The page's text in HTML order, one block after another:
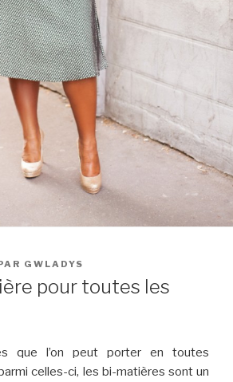
GWLADYS
pour toutes les
que l’on peut porter en toutes
celles-ci, les bi-matières sont un